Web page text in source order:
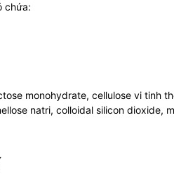
chứa:
monohydrate, cellulose vi tinh
natri, colloidal silicon dioxide,